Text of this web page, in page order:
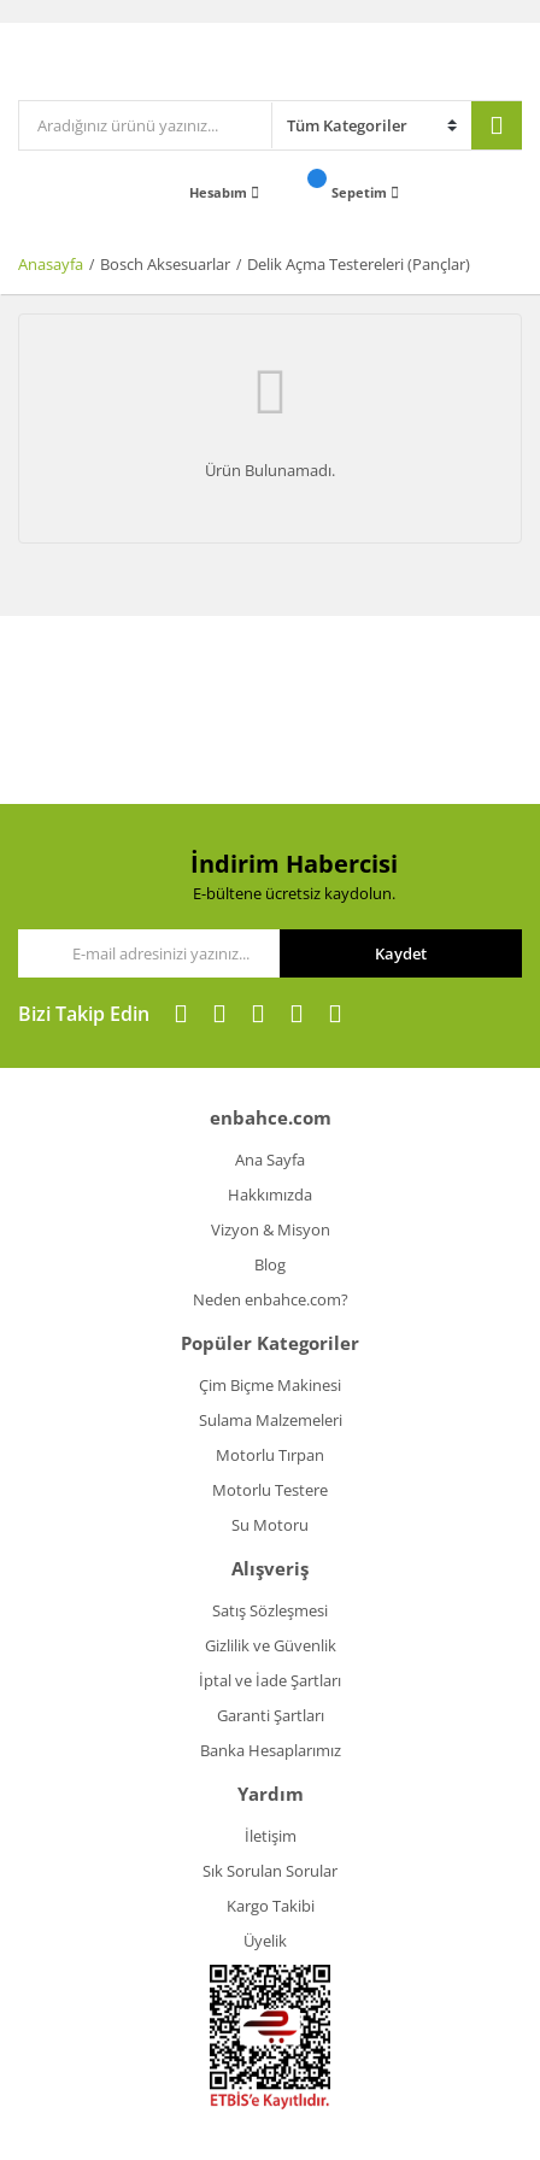
Hesabım Sepetim
Anasayfa Bosch Aksesuarlar Delik Açma Testereleri (Pançlar)
Ürün Bulunamadı.
İndirim Habercisi
E-bültene ücretsiz kaydolun.
Kaydet
Bizi Takip Edin
enbahce.com
Ana Sayfa
Hakkımızda
Vizyon & Misyon
Blog
Neden enbahce.com?
Popüler Kategoriler
Çim Biçme Makinesi
Sulama Malzemeleri
Motorlu Tırpan
Motorlu Testere
Su Motoru
Alışveriş
Satış Sözleşmesi
Gizlilik ve Güvenlik
İptal ve İade Şartları
Garanti Şartları
Banka Hesaplarımız
Yardım
İletişim
Sık Sorulan Sorular
Kargo Takibi
Üyelik